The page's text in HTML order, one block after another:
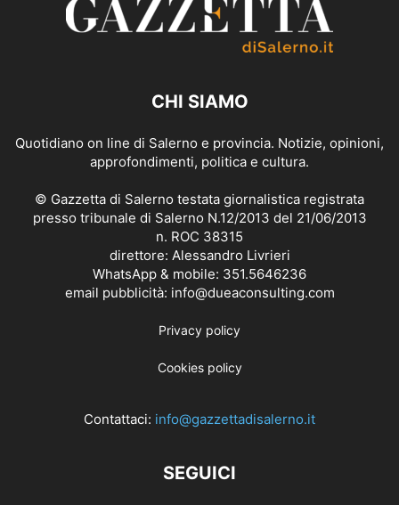
CHI SIAMO
Quotidiano on line di Salerno e provincia. Notizie, opinioni,
approfondimenti, politica e cultura.
© Gazzetta di Salerno testata giornalistica registrata
presso tribunale di Salerno N.12/2013 del 21/06/2013
n. ROC 38315
direttore: Alessandro Livrieri
WhatsApp & mobile: 351.5646236
email pubblicità: info@dueaconsulting.com
Privacy policy
Cookies policy
Contattaci: info@gazzettadisalerno.it
SEGUICI